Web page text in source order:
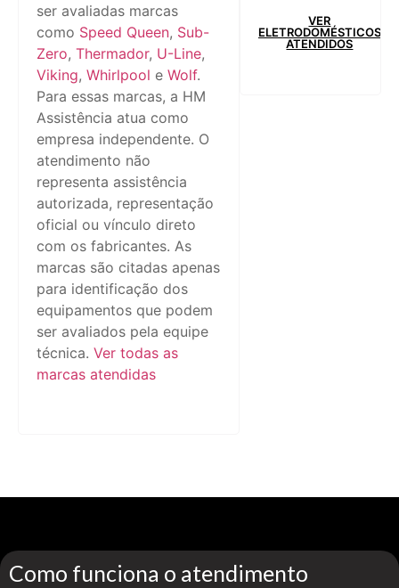
ser avaliadas marcas
como Speed Queen, Sub-
Zero, Thermador, U-Line,
Viking, Whirlpool e Wolf.
Para essas marcas, a HM
Assistência atua como
empresa independente. O
atendimento não
representa assistência
autorizada, representação
oficial ou vínculo direto
com os fabricantes. As
marcas são citadas apenas
para identificação dos
equipamentos que podem
ser avaliados pela equipe
técnica. Ver todas as
marcas atendidas
VER
ELETRODOMÉSTICOS
ATENDIDOS
Como funciona o atendimento